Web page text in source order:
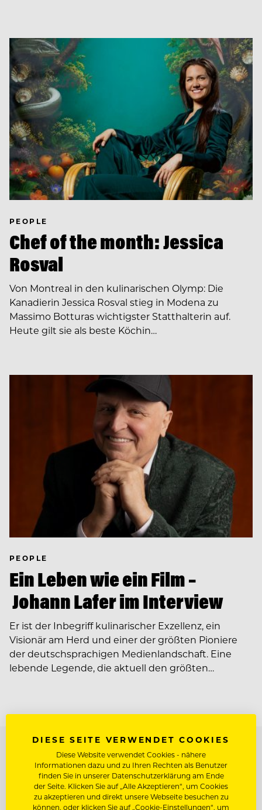
PEOPLE
Chef of the month: Jessica
Rosval
Von Montreal in den kulinarischen Olymp: Die
Kanadierin Jessica Rosval stieg in Modena zu
Massimo Botturas wichtigster Statthalterin auf.
Heute gilt sie als beste Köchin…
PEOPLE
Ein Leben wie ein Film –
Johann Lafer im Interview
Er ist der Inbegriff kulinarischer Exzellenz, ein
Visionär am Herd und einer der größten Pioniere
der deutschsprachigen Medienlandschaft. Eine
lebende Legende, die aktuell den größten…
TOP ARBEITGEBER
DIESE SEITE VERWENDET COOKIES
Diese Website verwendet Cookies - nähere
Informationen dazu und zu Ihren Rechten als Benutzer
finden Sie in unserer Datenschutzerklärung am Ende
der Seite. Klicken Sie auf „Alle Akzeptieren“, um Cookies
zu akzeptieren und direkt unsere Webseite besuchen zu
können, oder klicken Sie auf „Cookie-Einstellungen“, um